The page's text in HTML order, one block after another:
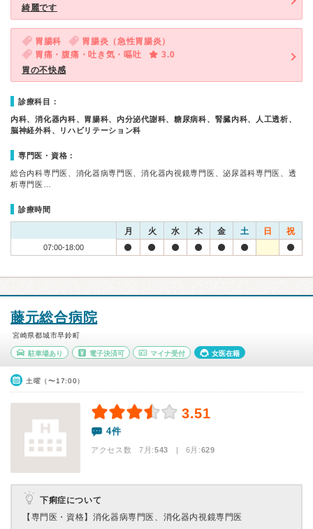
綺麗です
胃腸科
胃腸炎（急性胃腸炎）
胃痛・腹痛・吐き気・嘔吐
3.0
胃の不快感
診療科目：
内科、消化器内科、胃腸科、内分泌代謝科、糖尿病科、腎臓内科、人工透析、
脳神経外科、リハビリテーション科
専門医・資格：
総合内科専門医、消化器病専門医、消化器内視鏡専門医、泌尿器科専門医、透
析専門医…
診療時間
月 火 水 木 金 土 日 祝
07:00-18:00
藤元総合病院
宮崎県都城市早鈴町
駐車場あり 電子決済可 マイナ受付 女医在籍
土曜（〜17:00）
3.51
4件
アクセス数 7月:543 | 6月:629
下痢症について
【専門医・資格】 消化器病専門医、消化器内視鏡専門医